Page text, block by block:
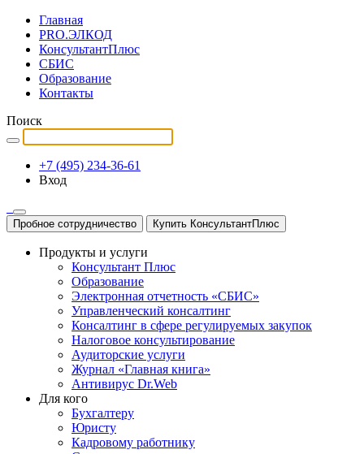
Главная
PRO.ЭЛКОД
КонсультантПлюс
СБИС
Образование
Контакты
Поиск
+7 (495) 234-36-61
Вход
Пробное сотрудничество Купить КонсультантПлюс
Продукты и услуги
Консультант Плюс
Образование
Электронная отчетность «СБИС»
Управленческий консалтинг
Консалтинг в сфере регулируемых закупок
Налоговое консультирование
Аудиторские услуги
Журнал «Главная книга»
Антивирус Dr.Web
Для кого
Бухгалтеру
Юристу
Кадровому работнику